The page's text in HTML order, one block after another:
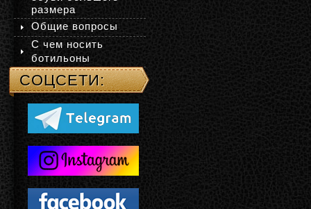
размера
Общие вопросы
С чем носить
ботильоны
СОЦСЕТИ: